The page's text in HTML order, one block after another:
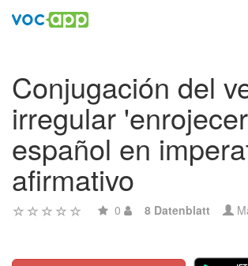
Conjugación del
irregular
español en
afirmativo
0 8 Datenblatt